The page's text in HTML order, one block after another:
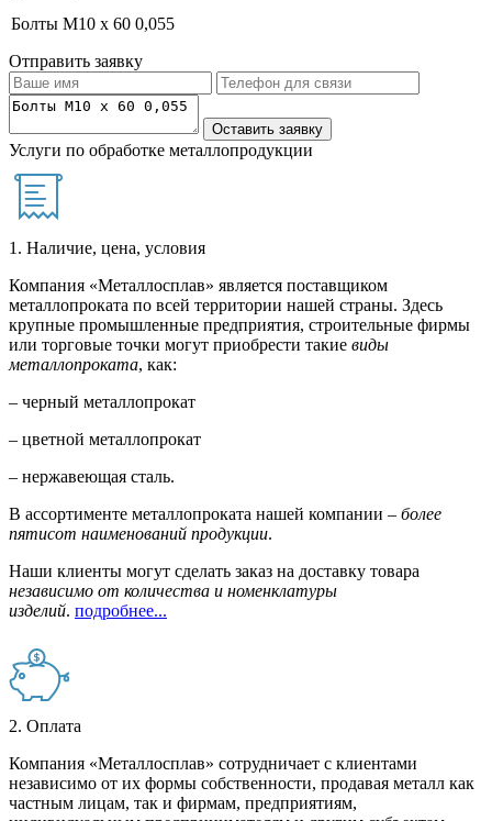
Болты М10 х 60 0,055
Отправить заявку
Услуги по обработке металлопродукции
1. Наличие, цена, условия
Компания «Металлосплав» является поставщиком
металлопроката по всей территории нашей страны. Здесь
крупные промышленные предприятия, строительные фирмы
или торговые точки могут приобрести такие виды
металлопроката, как:
– черный металлопрокат
– цветной металлопрокат
– нержавеющая сталь.
В ассортименте металлопроката нашей компании – более
пятисот наименований продукции.
Наши клиенты могут сделать заказ на доставку товара
независимо от количества и номенклатуры
изделий. подробнее...
2. Оплата
Компания «Металлосплав» сотрудничает с клиентами
независимо от их формы собственности, продавая металл как
частным лицам, так и фирмам, предприятиям,